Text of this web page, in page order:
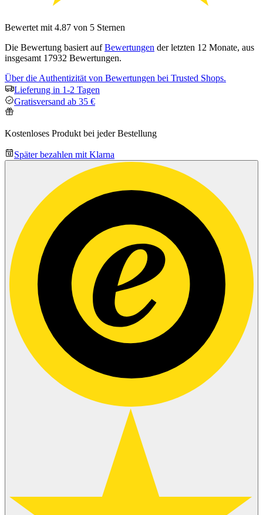
Bewertet mit 4.87 von 5 Sternen
Die Bewertung basiert aufBewertungen der letzten 12 Monate, aus
insgesamt 17932 Bewertungen.
Über die Authentizität von Bewertungen bei Trusted Shops.
Lieferung in 1-2 Tagen
Gratisversand ab 35 €
Kostenloses Produkt bei jeder Bestellung
Später bezahlen mit Klarna